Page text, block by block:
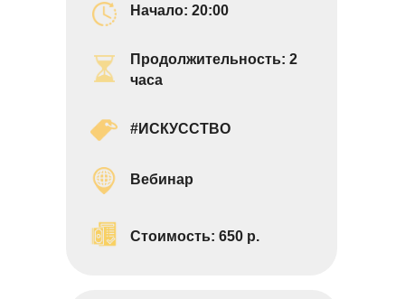
#ИСКУССТВО
Вебинар
Продолжительность: 2
часа
Стоимость: 650 р.
Начало: 20:00